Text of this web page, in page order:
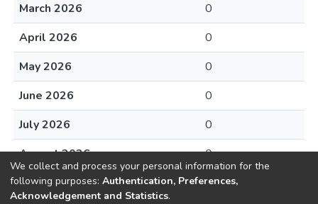
March 2026
0
April 2026
0
May 2026
0
June 2026
0
July 2026
0
August 2026
0
We collect and process your personal information for the
following purposes: Authentication, Preferences,
Acknowledgement and Statistics.